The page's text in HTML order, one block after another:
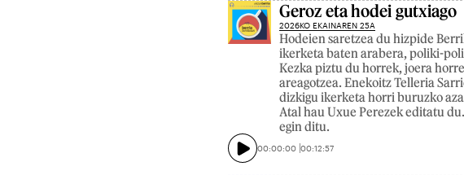
Geroz eta hodei gutxiago
2026KO EKAINAREN 25A
Hodeien saretzea du hizpide
ikerketa baten arabera, poliki-
Kezka piztu du horrek, joera
areagotzea. Enekoitz Telleria
dizkigu ikerketa horri buruzko
Atal hau Uxue Perezek editatu
egin ditu.
00:00:00 00:12:57